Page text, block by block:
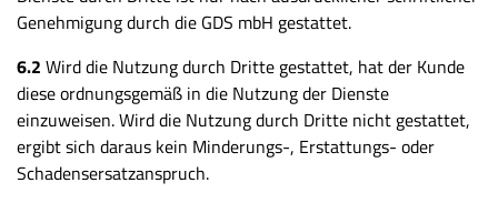
Genehmigung durch die GDS mbH gestattet.
6.2 Wird die Nutzung durch Dritte gestattet, hat der Kunde
diese ordnungsgemäß in die Nutzung der Dienste
einzuweisen. Wird die Nutzung durch Dritte nicht gestattet,
ergibt sich daraus kein Minderungs-, Erstattungs- oder
Schadensersatzanspruch.